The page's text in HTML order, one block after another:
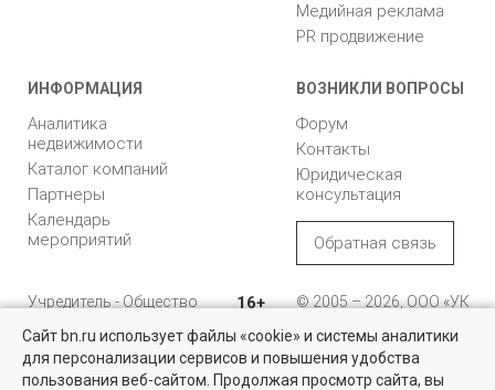
Найти квартиру - это просто!
Медийная реклама
PR продвижение
ИНФОРМАЦИЯ
Аналитика
недвижимости
Каталог компаний
Партнеры
Календарь
мероприятий
ВОЗНИКЛИ ВОПРОСЫ
Форум
Контакты
Юридическая
консультация
Обратная связь
Учредитель - Общество
ответственностью
"Управляющая
компания "Бюллетень
16+
© 2005 – 2026, ООО «УК
196105, Санкт-
Петербург, пр. Юрия
Сайт bn.ru использует файлы «cookie» и системы аналитики
для персонализации сервисов и повышения удобства
пользования веб-сайтом. Продолжая просмотр сайта, вы